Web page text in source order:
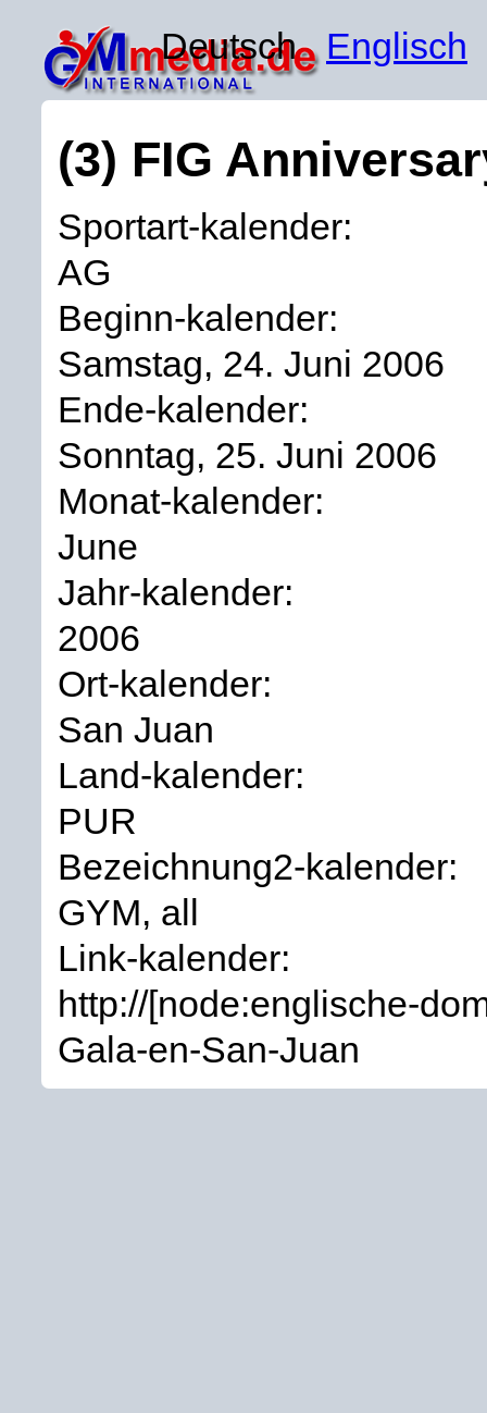
Deutsch Englisch
(3) FIG
Sportart-kalender:
AG
Beginn-kalender:
Samstag, 24. Juni 2006
Ende-kalender:
Sonntag, 25. Juni 2006
Monat-kalender:
June
Jahr-kalender:
2006
Ort-kalender:
San Juan
Land-kalender:
PUR
Bezeichnung2-kalender:
GYM, all
Link-kalender:
http://[node:englische-
Gala-en-San-Juan